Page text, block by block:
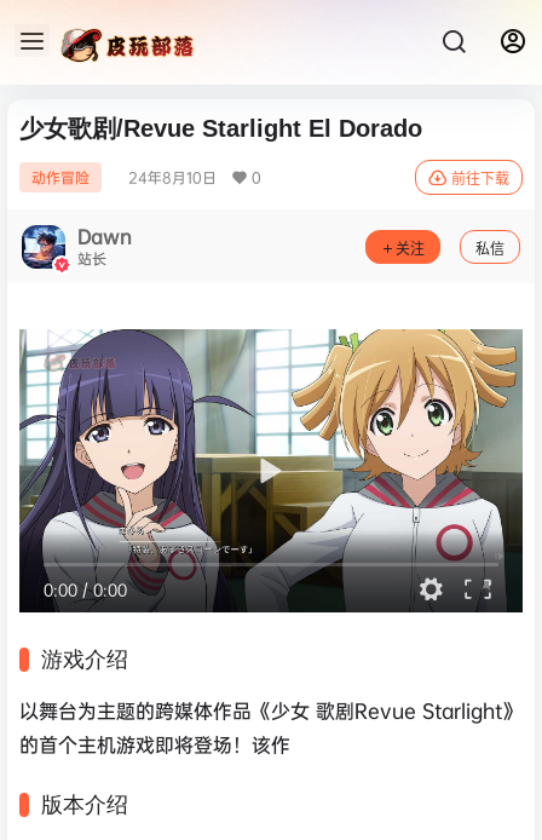
少女歌剧/Revue Starlight El Dorado
动作冒险 24年8月10日 0 前往下载
Dawn
站长 关注 私信
0:00/0:00
游戏介绍
以舞台为主题的跨媒体作品《少女 歌剧Revue Starlight》
的首个主机游戏即将登场！该作
版本介绍